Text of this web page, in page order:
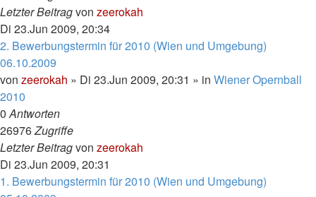
Letzter Beitragvon zeerokah
Di 23.Jun 2009, 20:34
2. Bewerbungstermin für 2010 (Wien und Umgebung)
06.10.2009
von zeerokah » Di 23.Jun 2009, 20:31 » in Wiener Opernball
2010
0Antworten
26976Zugriffe
Letzter Beitragvon zeerokah
Di 23.Jun 2009, 20:31
1. Bewerbungstermin für 2010 (Wien und Umgebung)